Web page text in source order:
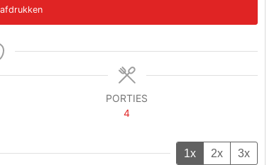
PORTIES
4
1x 2x 3x